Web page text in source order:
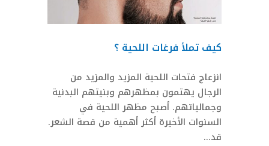
كيف تملأ فرغات اللحية ؟
انزعاج فتحات اللحية المزيد والمزيد من
الرجال يهتمون بمظهرهم وبنيتهم ​​البدنية
وجمالياتهم. أصبح مظهر اللحية في
السنوات الأخيرة أكثر أهمية من قصة الشعر.
قد...